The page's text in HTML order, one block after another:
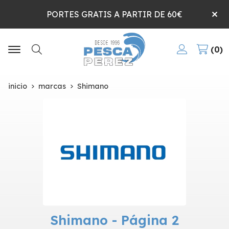
PORTES GRATIS A PARTIR DE 60€
Buscar
0
inicio marcas Shimano
Shimano - Página 2